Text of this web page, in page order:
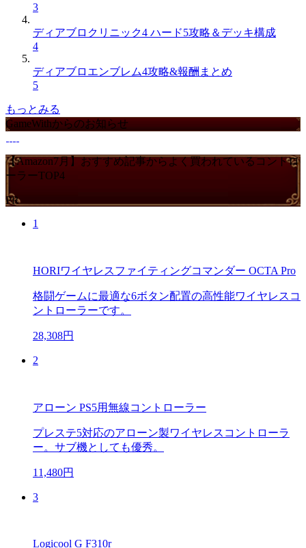
3
ディアブロクリニック4 ハード5攻略＆デッキ構成
4
ディアブロエンブレム4攻略&報酬まとめ
5
もっとみる
GameWithからのお知らせ
【Amazon7月】おすすめ記事からよく買われているコントロ
ーラーTOP4
PR
1
HORIワイヤレスファイティングコマンダー OCTA Pro
格闘ゲームに最適な6ボタン配置の高性能ワイヤレスコ
ントローラーです。
28,308円
2
アローン PS5用無線コントローラー
プレステ5対応のアローン製ワイヤレスコントローラ
ー。サブ機としても優秀。
11,480円
3
Logicool G F310r